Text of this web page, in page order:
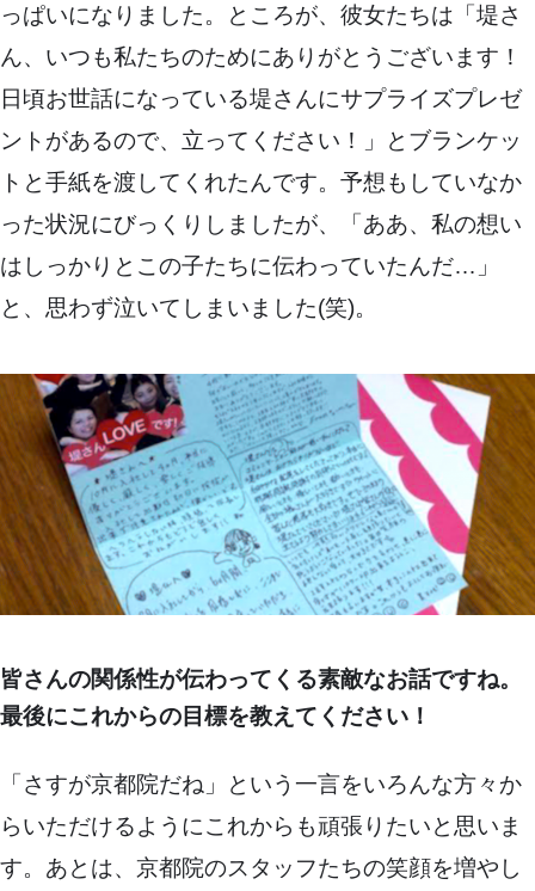
っぱいになりました。ところが、彼女たちは「堤さ
ん、いつも私たちのためにありがとうございます！
日頃お世話になっている堤さんにサプライズプレゼ
ントがあるので、立ってください！」とブランケッ
トと手紙を渡してくれたんです。予想もしていなか
った状況にびっくりしましたが、「ああ、私の想い
はしっかりとこの子たちに伝わっていたんだ…」
と、思わず泣いてしまいました(笑)。
皆さんの関係性が伝わってくる素敵なお話ですね。
最後にこれからの目標を教えてください！
「さすが京都院だね」という一言をいろんな方々か
らいただけるようにこれからも頑張りたいと思いま
す。あとは、京都院のスタッフたちの笑顔を増やし